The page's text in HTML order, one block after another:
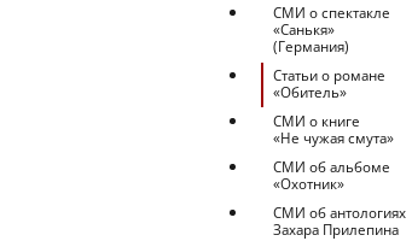
СМИ о спектакле
«Санькя»
(Германия)
Статьи о романе
«Обитель»
СМИ о книге
«Не чужая смута»
СМИ об альбоме
«Охотник»
СМИ об антологиях
Захара Прилепина